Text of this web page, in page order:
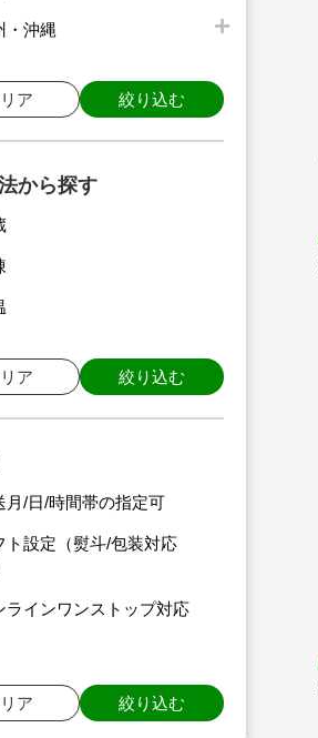
・沖縄
ア 絞り込む
から探す
ア 絞り込む
月/日/時間帯の指定可
ト設定（熨斗/包装対応
ラインワンストップ対応
ア 絞り込む